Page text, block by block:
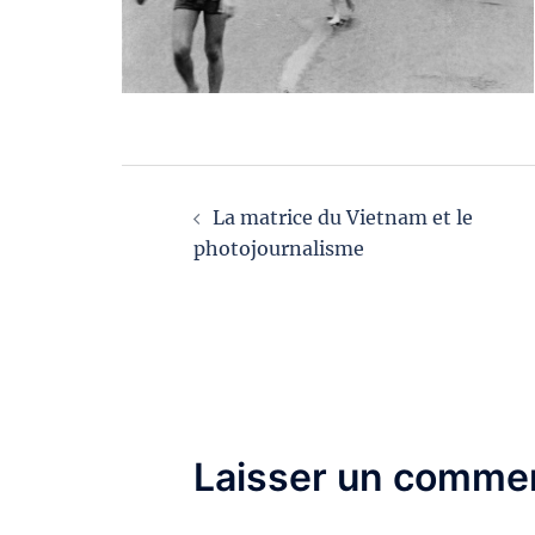
Navigation
d’article
La matrice du Vietnam et le
photojournalisme
Laisser un